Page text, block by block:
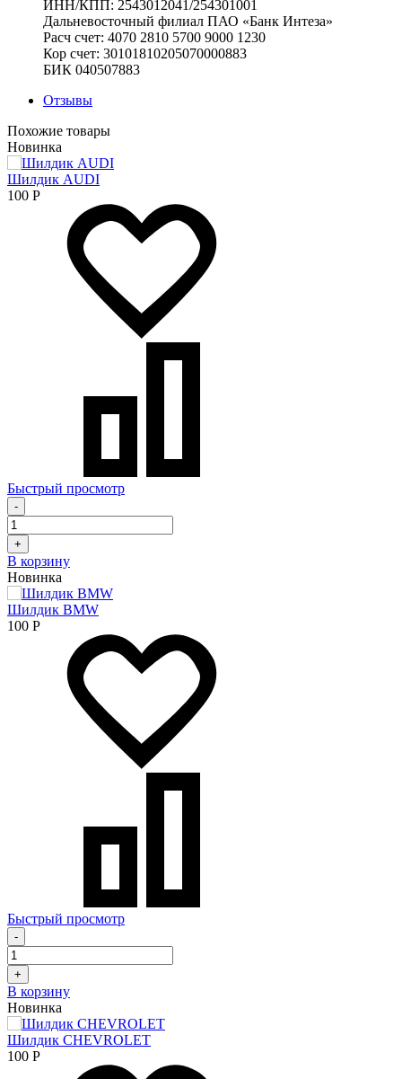
ИНН/КПП: 2543012041/254301001
Дальневосточный филиал ПАО «Банк Интеза»
Расч счет: 4070 2810 5700 9000 1230
Кор счет: 30101810205070000883
БИК 040507883
Отзывы
Похожие товары
Новинка
Шилдик AUDI
100 Р
Быстрый просмотр
-
+
В корзину
Новинка
Шилдик BMW
100 Р
Быстрый просмотр
-
+
В корзину
Новинка
Шилдик CHEVROLET
100 Р